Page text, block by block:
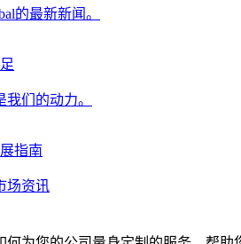
的最新新闻。
们的动力。
指南
场资讯